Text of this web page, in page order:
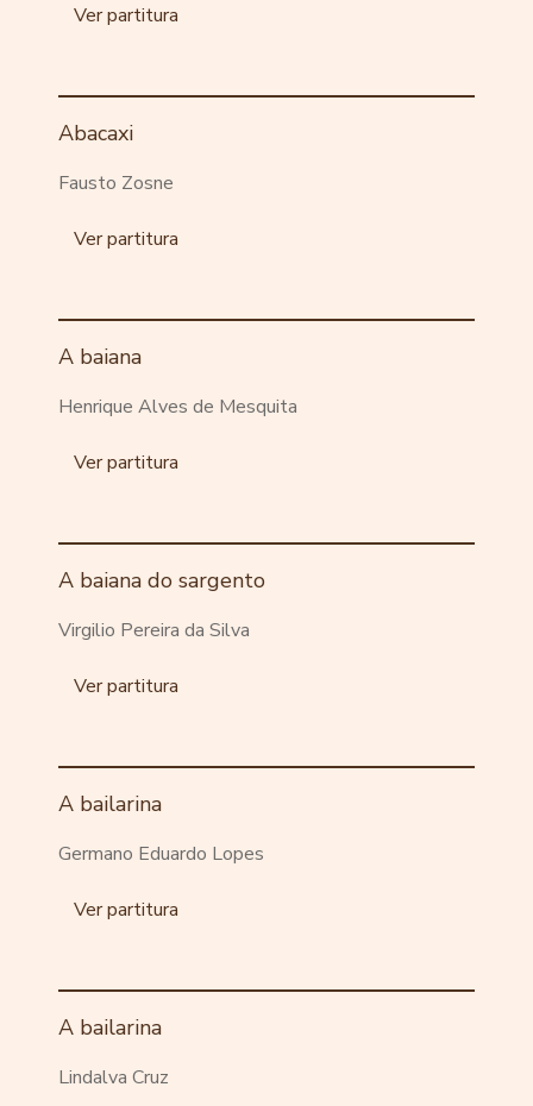
Ver partitura
Abacaxi
Fausto Zosne
Ver partitura
A baiana
Henrique Alves de Mesquita
Ver partitura
A baiana do sargento
Virgilio Pereira da Silva
Ver partitura
A bailarina
Germano Eduardo Lopes
Ver partitura
A bailarina
Lindalva Cruz